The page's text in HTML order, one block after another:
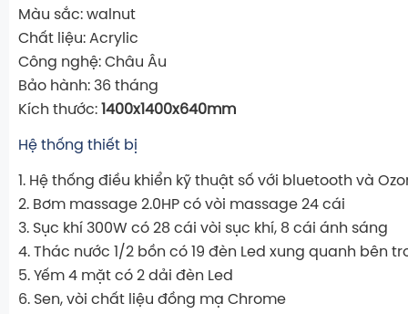
Màu sắc: walnut
Chất liệu: Acrylic
Công nghệ: Châu Âu
Bảo hành: 36 tháng
Kích thước: 1400x1400x640mm
Hệ thống thiết bị
1. Hệ thống điều khiển kỹ thuật số với bluetooth và
2. Bơm massage 2.0HP có vòi massage 24 cái
3. Sục khí 300W có 28 cái vòi sục khí, 8 cái ánh sáng
4. Thác nước 1/2 bồn có 19 đèn Led xung quanh bên
5. Yếm 4 mặt có 2 dải đèn Led
6. Sen, vòi chất liệu đồng mạ Chrome